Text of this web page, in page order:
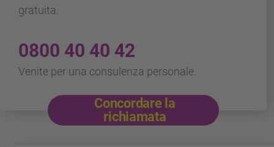
gratuita.
0800 40 40 42
Venite per una consulenza personale.
Concordare la
richiamata